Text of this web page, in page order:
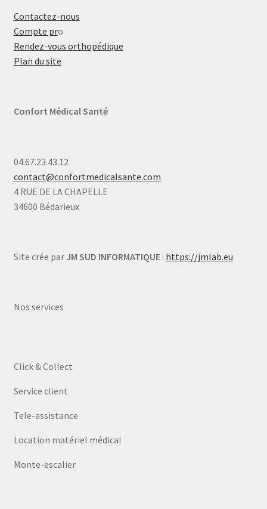
Contactez-nous
Compte pro
Rendez-vous orthopédique
Plan du site
Confort Médical Santé
04.67.23.43.12
contact@confortmedicalsante.com
4 RUE DE LA CHAPELLE
34600 Bédarieux
Site crée par JM SUD INFORMATIQUE: https://jmlab.eu
Nos services
Click & Collect
Service client
Tele-assistance
Location matériel médical
Monte-escalier